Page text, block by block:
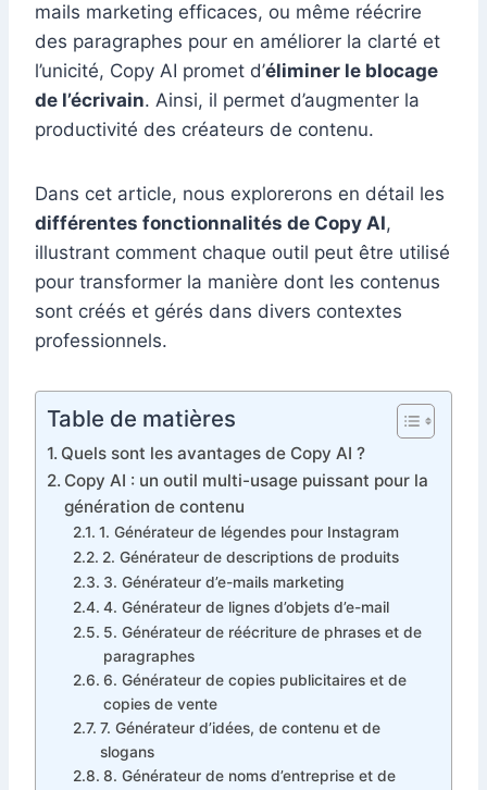
mails marketing efficaces, ou même réécrire
des paragraphes pour en améliorer la clarté et
l’unicité, Copy AI promet d’éliminer le blocage
de l’écrivain. Ainsi, il permet d’augmenter la
productivité des créateurs de contenu.
Dans cet article, nous explorerons en détail les
différentes fonctionnalités de Copy AI,
illustrant comment chaque outil peut être utilisé
pour transformer la manière dont les contenus
sont créés et gérés dans divers contextes
professionnels.
Table de matières
Quels sont les avantages de Copy AI ?
Copy AI : un outil multi-usage puissant pour la
génération de contenu
1. Générateur de légendes pour Instagram
2. Générateur de descriptions de produits
3. Générateur d’e-mails marketing
4. Générateur de lignes d’objets d’e-mail
5. Générateur de réécriture de phrases et de
paragraphes
6. Générateur de copies publicitaires et de
copies de vente
7. Générateur d’idées, de contenu et de
slogans
8. Générateur de noms d’entreprise et de